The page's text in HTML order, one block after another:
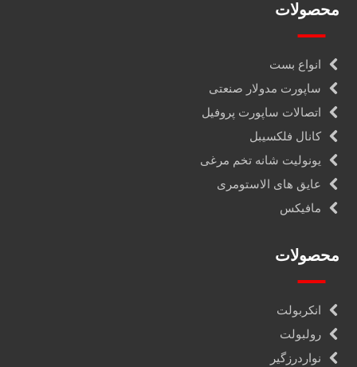
محصولات
انواع بست
ساپورت مدولار صنعتی
اتصالات ساپورت پروفیل
کانال فلکسیبل
یونولیت شانه تخم مرغی
عایق های الاستومری
مافیکس
محصولات
انکربولت
رولبولت
نواردرزگیر